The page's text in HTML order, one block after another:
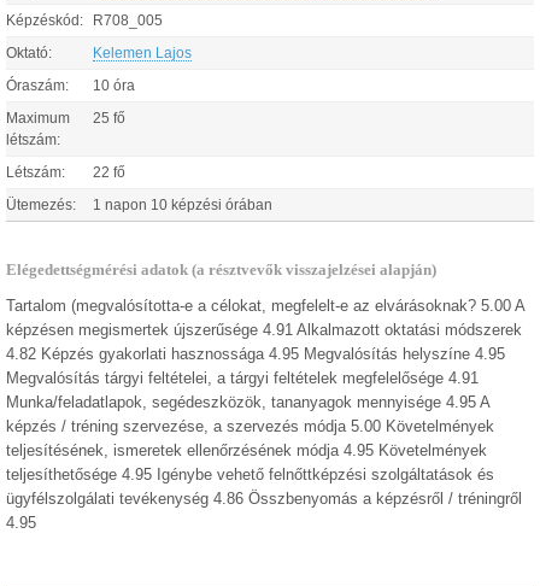
Képzéskód: R708_005
Oktató: Kelemen Lajos
Óraszám: 10 óra
Maximum
létszám:
25 fő
Létszám: 22 fő
Ütemezés: 1 napon 10 képzési órában
Elégedettségmérési adatok (a résztvevők visszajelzései alapján)
Tartalom (megvalósította-e a célokat, megfelelt-e az elvárásoknak? 5.00 A
képzésen megismertek újszerűsége 4.91 Alkalmazott oktatási módszerek
4.82 Képzés gyakorlati hasznossága 4.95 Megvalósítás helyszíne 4.95
Megvalósítás tárgyi feltételei, a tárgyi feltételek megfelelősége 4.91
Munka/feladatlapok, segédeszközök, tananyagok mennyisége 4.95 A
képzés / tréning szervezése, a szervezés módja 5.00 Követelmények
teljesítésének, ismeretek ellenőrzésének módja 4.95 Követelmények
teljesíthetősége 4.95 Igénybe vehető felnőttképzési szolgáltatások és
ügyfélszolgálati tevékenység 4.86 Összbenyomás a képzésről / tréningről
4.95